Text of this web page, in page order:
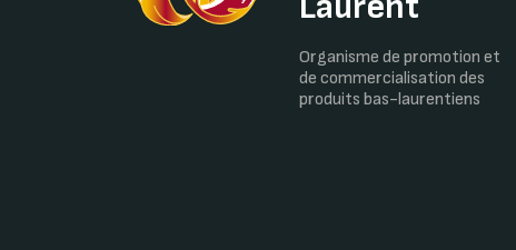
Organisme de promotion et
de commercialisation des
produits bas-laurentiens